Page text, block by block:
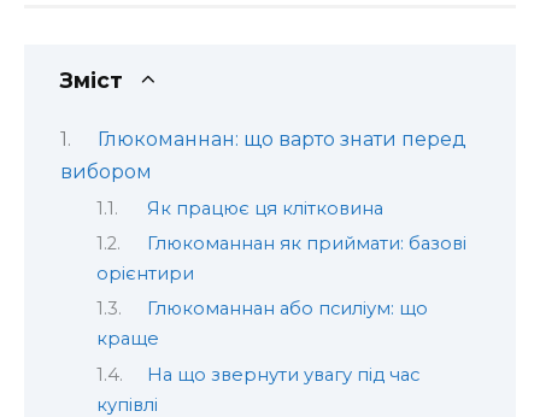
Зміст
Глюкоманнан: що варто знати перед
вибором
Як працює ця клітковина
Глюкоманнан як приймати: базові
орієнтири
Глюкоманнан або псиліум: що
краще
На що звернути увагу під час
купівлі